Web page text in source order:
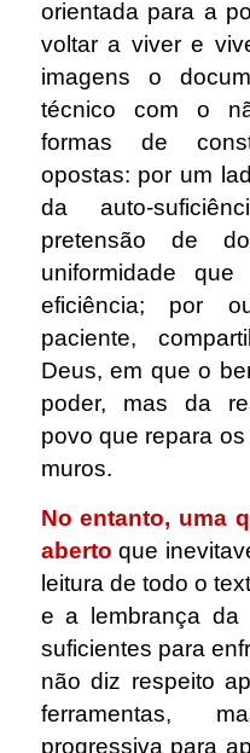
orientada para a
voltar a viver e
imagens o
técnico com o
formas de
opostas: por um
da auto-
pretensão de
uniformidade
eficiência; por
paciente,
Deus, em que o
poder, mas da
povo que repara
muros.
No entanto, uma
aberto que
leitura de todo o
e a lembrança da
suficientes para
não diz respeito
ferramentas,
progressiva para